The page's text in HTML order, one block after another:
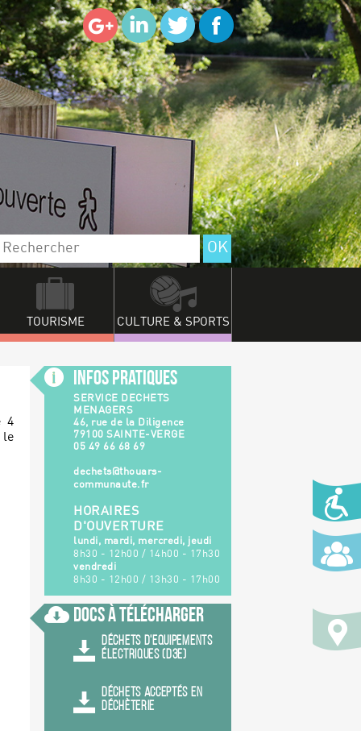
TOURISME CULTURE & SPORTS
4
le
Infos Pratiques
SERVICE DECHETS
MENAGERS
46, rue de la Diligence
79100 SAINTE-VERGE
05 49 66 68 69
dechets@thouars-
communaute.fr
HORAIRES
D'OUVERTURE
lundi, mardi, mercredi, jeudi
8h30 - 12h00 / 14h00 - 17h30
vendredi
8h30 - 12h00 / 13h30 - 17h00
Docs à Télécharger
DÉCHETS D'EQUIPEMENTS
ÉLECTRIQUES (D3E)
DÉCHETS ACCEPTÉS EN
DÉCHÈTERIE